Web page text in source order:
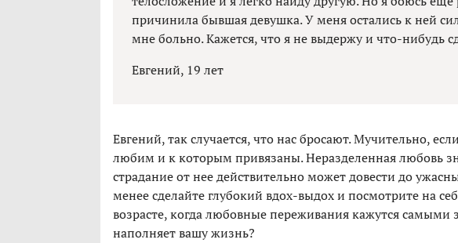
причинила бывшая девушка. У меня остались к ней
мне больно. Кажется, что я не выдержу и что-нибудь
Евгений, 19 лет
Евгений, так случается, что нас бросают. Мучительно,
любим и к которым привязаны. Неразделенная любовь
страдание от нее действительно может довести до
менее сделайте глубокий вдох-выдох и посмотрите на
возрасте, когда любовные переживания кажутся
наполняет вашу жизнь?